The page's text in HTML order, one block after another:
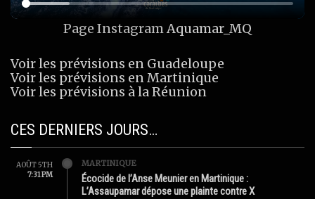
Page InstagramAquamar_MQ
Voir les prévisions en Guadeloupe
Voir les prévisions en Martinique
Voir les prévisions à la Réunion
CES DERNIERS JOURS…
AOÛT 5TH
7:31 PM
MARTINIQUE
Écocide de l’Anse Meunier en Martinique :
L’Assaupamar dépose une plainte contre X